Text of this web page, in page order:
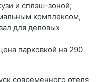
и сплэш-зоной;
комплексом,
для деловых
парковкой на 290
современного отеля